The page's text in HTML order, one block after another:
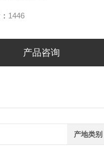
1446
产品咨询
产地类别